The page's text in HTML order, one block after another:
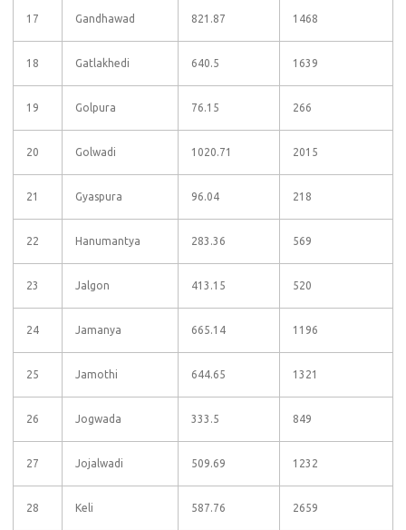
17 Gandhawad 821.87 1468
18 Gatlakhedi 640.5 1639
19 Golpura 76.15 266
20 Golwadi 1020.71 2015
21 Gyaspura 96.04 218
22 Hanumantya 283.36 569
23 Jalgon 413.15 520
24 Jamanya 665.14 1196
25 Jamothi 644.65 1321
26 Jogwada 333.5 849
27 Jojalwadi 509.69 1232
28 Keli 587.76 2659